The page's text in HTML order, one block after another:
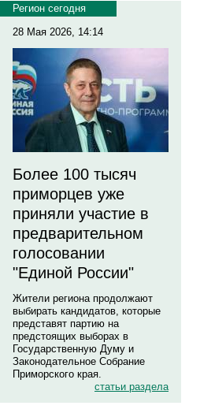
Регион сегодня
28 Мая 2026, 14:14
Более 100 тысяч
приморцев уже
приняли участие в
предварительном
голосовании
"Единой России"
Жители региона продолжают
выбирать кандидатов, которые
представят партию на
предстоящих выборах в
Государственную Думу и
Законодательное Собрание
Приморского края.
статьи раздела